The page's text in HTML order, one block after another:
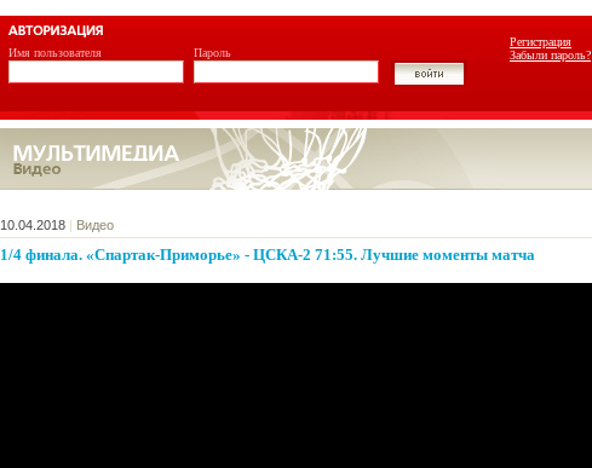
Регистрация
Забыли пароль?
Имя пользователя Пароль
10.04.2018 | Видео
1/4 финала. «Спартак-Приморье» - ЦСКА-2 71:55. Лучшие моменты матча